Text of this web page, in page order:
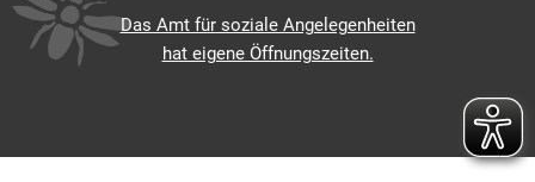
Das Amt für soziale Angelegenheiten
hat eigene Öffnungszeiten.